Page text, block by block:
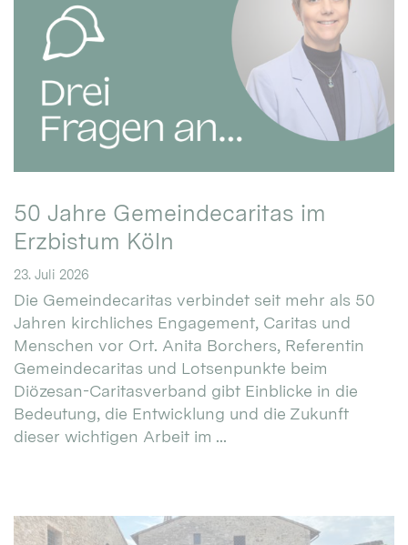
50 Jahre Gemeindecaritas im
Erzbistum Köln
23. Juli 2026
Die Gemeindecaritas verbindet seit mehr als 50
Jahren kirchliches Engagement, Caritas und
Menschen vor Ort. Anita Borchers, Referentin
Gemeindecaritas und Lotsenpunkte beim
Diözesan-Caritasverband gibt Einblicke in die
Bedeutung, die Entwicklung und die Zukunft
dieser wichtigen Arbeit im ...